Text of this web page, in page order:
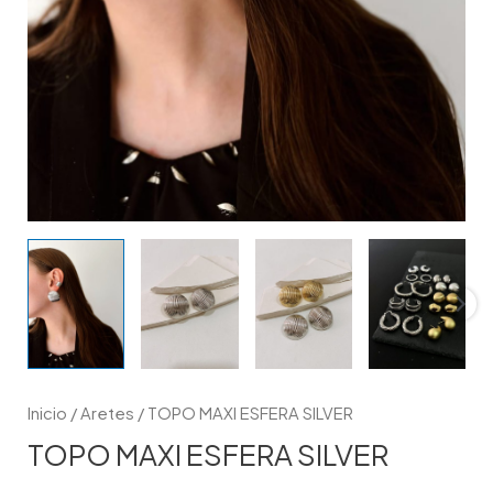
Inicio / Aretes / TOPO MAXI ESFERA SILVER
TOPO MAXI ESFERA SILVER